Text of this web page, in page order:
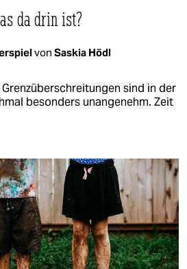
da drin ist?
von Saskia Hödl
sind in der
besonders unangenehm. Zeit